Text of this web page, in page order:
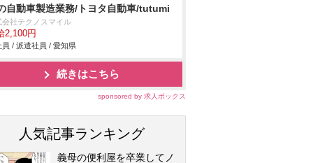
自動車製造業務/トヨタ自動車/tutumi
会社テクノスマイル
2,100円
員 / 派遣社員 / 愛知県
続きはこちら
sponsored by 求人ボックス
人気記事ランキング
義母の便利屋を卒業してノ